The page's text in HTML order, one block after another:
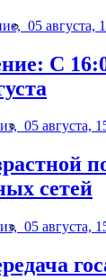
05 августа,
С
05 августа,
сетей
05 августа,